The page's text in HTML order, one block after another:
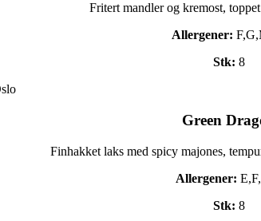
Fritert mandler og kremost,
Allergener:
Stk: 8
Green
Finhakket laks med spicy majones,
Allergener:
Stk: 8